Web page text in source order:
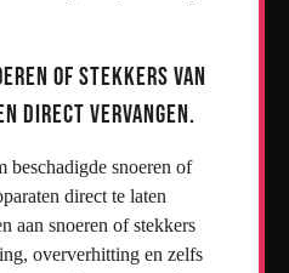
of stekkers van
direct vervangen.
beschadigde snoeren of
direct te laten
aan snoeren of stekkers
oververhitting en zelfs